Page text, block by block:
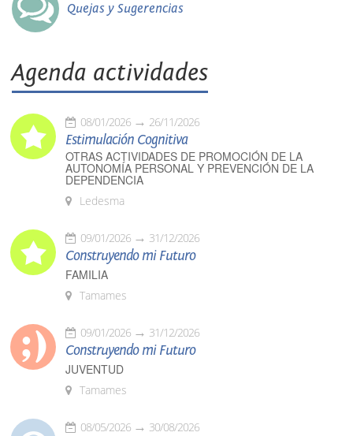
Quejas y Sugerencias
Agenda actividades
08/01/2026 26/11/2026
Estimulación Cognitiva
OTRAS ACTIVIDADES DE PROMOCIÓN DE LA
AUTONOMÍA PERSONAL Y PREVENCIÓN DE LA
DEPENDENCIA
Ledesma
09/01/2026 31/12/2026
Construyendo mi Futuro
FAMILIA
Tamames
09/01/2026 31/12/2026
Construyendo mi Futuro
JUVENTUD
Tamames
08/05/2026 30/08/2026